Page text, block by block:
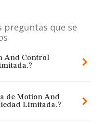
preguntas que se
And Control
de Motion And
Limitada.?